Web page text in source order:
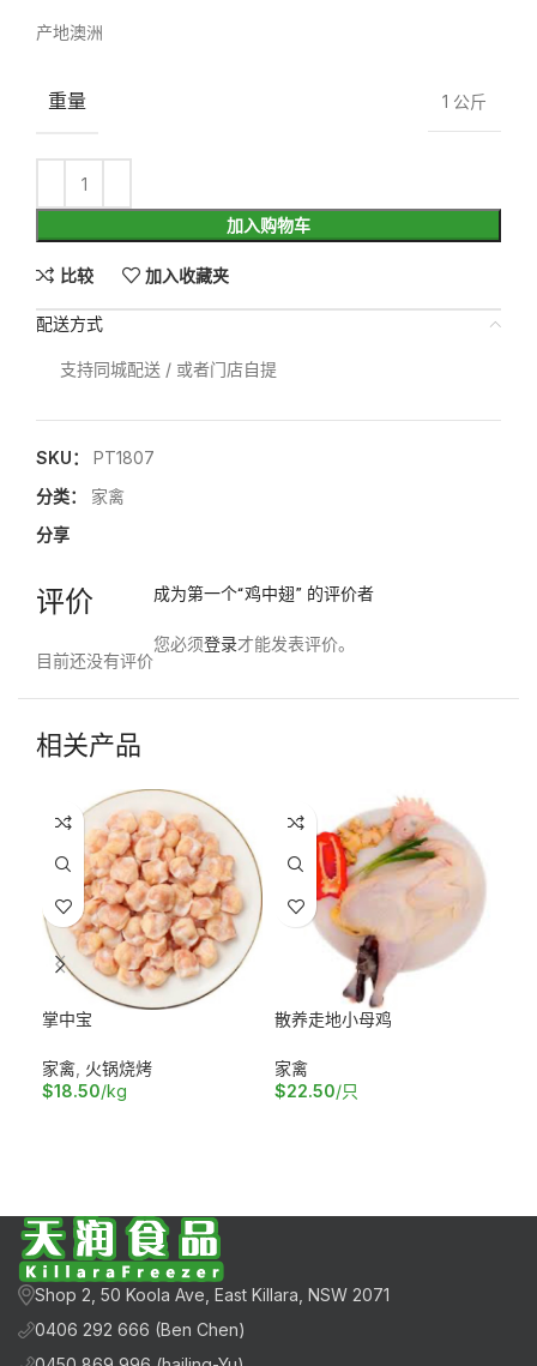
产地澳洲
重量 1 公斤
加入购物车
比较 加入收藏夹
配送方式
支持同城配送 / 或者门店自提
SKU： PT1807
分类：
家禽
分享
评价
目前还没有评价
成为第一个“鸡中翅” 的评价者
您必须登录才能发表评价。
相关产品
掌中宝
家禽 火锅烧烤
$18.50/kg
散养走地小母鸡
家禽
$22.50/只
Shop 2, 50 Koola Ave, East Killara, NSW 2071
0406 292 666 (Ben Chen)